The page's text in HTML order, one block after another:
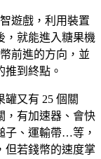
遊戲，利用裝置
，就能進入糖果機
前進的方向，並
到終點。
又有 25 個關
，有加速器、會快
子、運輸帶…等，
但若錢幣的速度掌